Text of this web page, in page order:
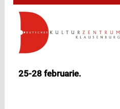
25-28 februarie.